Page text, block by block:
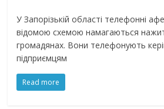
У Запорізькій області телефонні
відомою схемою намагаються
громадянах. Вони телефонують
підприємцям
Read more